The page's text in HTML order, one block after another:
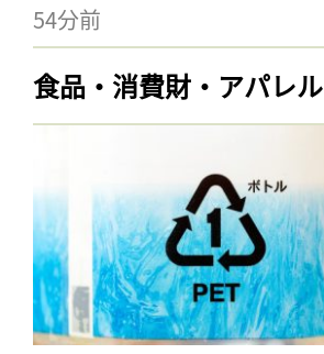
54分前
食品・消費財・アパレル